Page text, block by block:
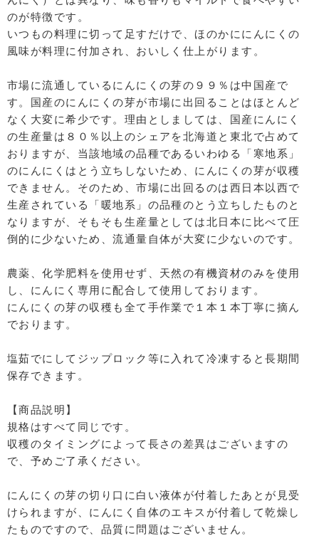
のが特徴です。
いつもの料理に切って足すだけで、ほのかににんにくの
風味が料理に付加され、おいしく仕上がります。
市場に流通しているにんにくの芽の９９％は中国産で
す。国産のにんにくの芽が市場に出回ることはほとんど
なく大変に希少です。理由としましては、国産にんにく
の生産量は８０％以上のシェアを北海道と東北で占めて
おりますが、当該地域の品種であるいわゆる「寒地系」
のにんにくはとう立ちしないため、にんにくの芽が収穫
できません。そのため、市場に出回るのは西日本以西で
生産されている「暖地系」の品種のとう立ちしたものと
なりますが、そもそも生産量としては北日本に比べて圧
倒的に少ないため、流通量自体が大変に少ないのです。
農薬、化学肥料を使用せず、天然の有機資材のみを使用
し、にんにく専用に配合して使用しております。
にんにくの芽の収穫も全て手作業で１本１本丁寧に摘ん
でおります。
塩茹でにしてジップロック等に入れて冷凍すると長期間
保存できます。
【商品説明】
規格はすべて同じです。
収穫のタイミングによって長さの差異はございますの
で、予めご了承ください。
にんにくの芽の切り口に白い液体が付着したあとが見受
けられますが、にんにく自体のエキスが付着して乾燥し
たものですので、品質に問題はございません。